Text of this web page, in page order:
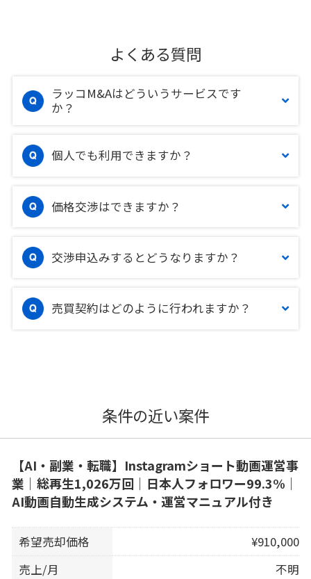
よくある質問
ラッコM&Aはどういうサービスです
か？
個人でも利用できますか？
価格交渉はできますか？
交渉申込みするとどうなりますか？
売買契約はどのように行われますか？
条件の近い案件
【AI・副業・転職】Instagramショート動画運営事
業｜総再生1,026万回｜日本人フォロワー99.3%｜
AI動画自動生成システム・運営マニュアル付き
希望売却価格
¥910,000
売上/月
不明